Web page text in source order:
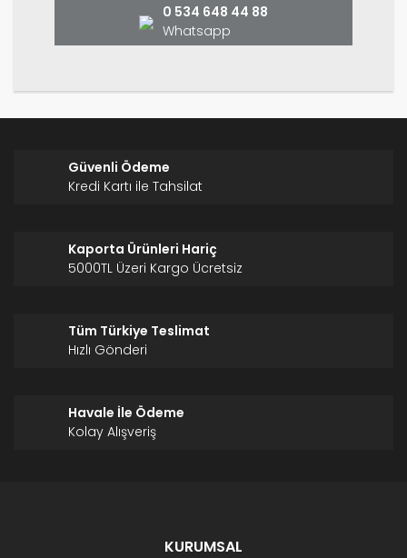
0 534 648 44 88
Whatsapp
Güvenli Ödeme
Kredi Kartı ile Tahsilat
Kaporta Ürünleri Hariç
5000TL Üzeri Kargo Ücretsiz
Tüm Türkiye Teslimat
Hızlı Gönderi
Havale İle Ödeme
Kolay Alışveriş
KURUMSAL